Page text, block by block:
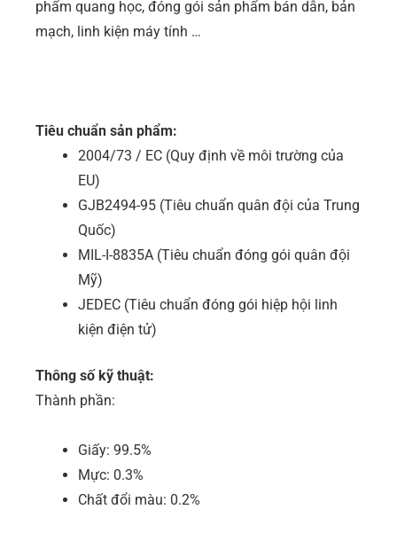
phẩm quang học, đóng gói sản phẩm bán dẫn, bản
mạch, linh kiện máy tính …
Tiêu chuẩn sản phẩm:
2004/73 / EC (Quy định về môi trường của
EU)
GJB2494-95 (Tiêu chuẩn quân đội của Trung
Quốc)
MIL-I-8835A (Tiêu chuẩn đóng gói quân đội
Mỹ)
JEDEC (Tiêu chuẩn đóng gói hiệp hội linh
kiện điện tử)
Thông số kỹ thuật:
Thành phần:
Giấy: 99.5%
Mực: 0.3%
Chất đổi màu: 0.2%